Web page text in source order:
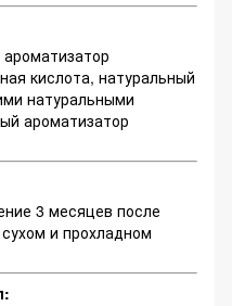
кислота, натуральный
натуральными
ароматизатор
3 месяцев после
и прохладном